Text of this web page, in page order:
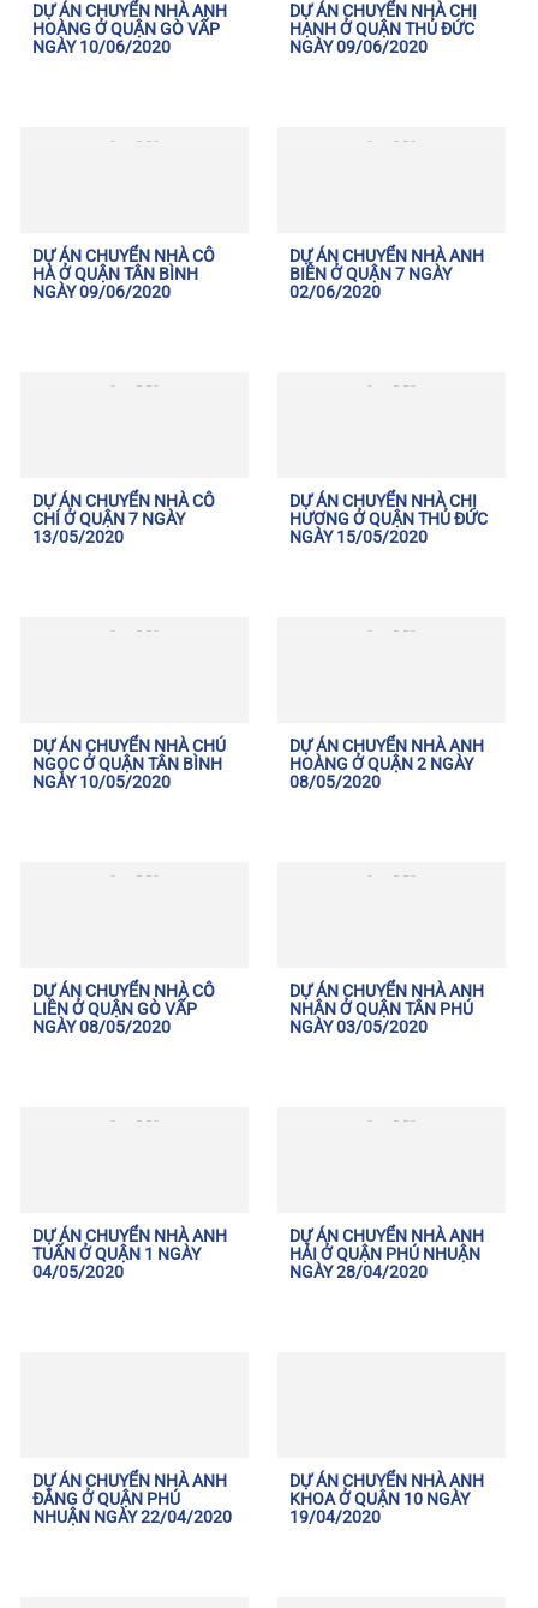
DỰ ÁN CHUYỂN NHÀ ANH
HOÀNG Ở QUẬN GÒ VẤP
NGÀY 10/06/2020
DỰ ÁN CHUYỂN NHÀ CHỊ
HẠNH Ở QUẬN THỦ ĐỨC
NGÀY 09/06/2020
DỰ ÁN CHUYỂN NHÀ CÔ
HÀ Ở QUẬN TÂN BÌNH
NGÀY 09/06/2020
DỰ ÁN CHUYỂN NHÀ ANH
BIỄN Ở QUẬN 7 NGÀY
02/06/2020
DỰ ÁN CHUYỂN NHÀ CÔ
CHÍ Ở QUẬN 7 NGÀY
13/05/2020
DỰ ÁN CHUYỂN NHÀ CHỊ
HƯƠNG Ở QUẬN THỦ ĐỨC
NGÀY 15/05/2020
DỰ ÁN CHUYỂN NHÀ CHÚ
NGỌC Ở QUẬN TÂN BÌNH
NGÀY 10/05/2020
DỰ ÁN CHUYỂN NHÀ ANH
HOÀNG Ở QUẬN 2 NGÀY
08/05/2020
DỰ ÁN CHUYỂN NHÀ CÔ
LIÊN Ở QUẬN GÒ VẤP
NGÀY 08/05/2020
DỰ ÁN CHUYỂN NHÀ ANH
NHÂN Ở QUẬN TÂN PHÚ
NGÀY 03/05/2020
DỰ ÁN CHUYỂN NHÀ ANH
TUẤN Ở QUẬN 1 NGÀY
04/05/2020
DỰ ÁN CHUYỂN NHÀ ANH
HẢI Ở QUẬN PHÚ NHUẬN
NGÀY 28/04/2020
DỰ ÁN CHUYỂN NHÀ ANH
ĐĂNG Ở QUẬN PHÚ
NHUẬN NGÀY 22/04/2020
DỰ ÁN CHUYỂN NHÀ ANH
KHOA Ở QUẬN 10 NGÀY
19/04/2020